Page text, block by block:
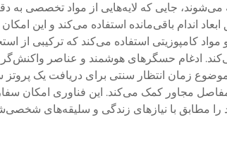
می‌شوند، جایی که لایه‌هایی از مواد تخصصی
اندام باقی‌مانده استفاده می‌کند و این
کامپوزیتی استفاده می‌کند که ترکیبی از
ادغام حسگرهای هوشمند و عناصر
موضوع زمان انتظار سنتی برای دریافت یک
مفاصل مجاور کمک می‌کند. این فناوری
را مطابق با نیازهای زندگی و سلیقه‌های